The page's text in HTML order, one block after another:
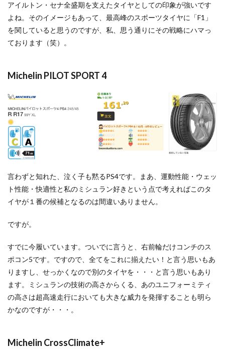
アイルトン・セナ全盛期を支えたタイヤとしての印象が強いです
よね。そのイメージもあって、最高峰のスポーツタイヤに「F1」
を関していると思うのですが、私、思う通りにその戦略にハマっ
ております（笑）。
Michelin PILOT SPORT 4
言わずと知れた、泣く子も黙るPS4です。まあ、運動性能・ウェッ
ト性能・快適性と私のミシュラン好きという点で考えればこのタ
イヤが１番の候補となるのは間違いありません。
ですが。
すでに今履いています。ついでに言うと、右前輪だけコンチのス
ポコン5です。ですので、全てをこれに揃えたい！と言う思いもあ
りますし、せっかくなので別のタイヤを・・・と言う思いもあり
ます。ミシュランの技術の高さからくる、あのユニフォーミティ
の高さは超高速走行においても大きな威力を発揮することも明ら
かなのですが・・・。
Michelin CrossClimate+